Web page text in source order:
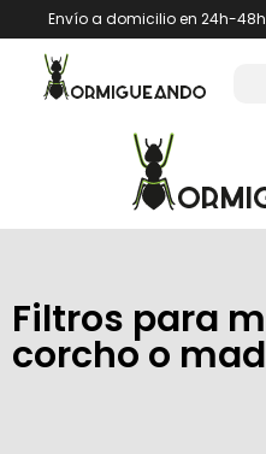
Envío a domicilio en 24h-
Filtros para
corcho o